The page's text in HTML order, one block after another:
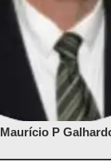
Maurício P